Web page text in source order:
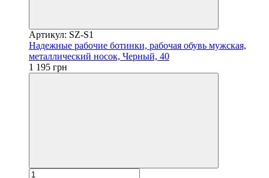
Артикул: SZ-S1
Надежные рабочие ботинки, рабочая обувь мужская,
металлический носок, Черный, 40
1 195 грн